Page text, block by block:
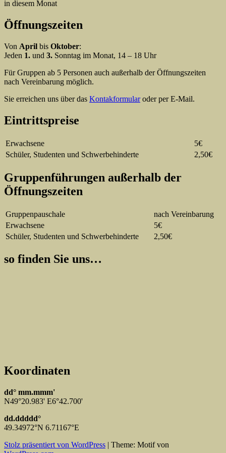
in diesem Monat
Öffnungszeiten
Von April bis Oktober:
Jeden 1. und 3. Sonntag im Monat, 14 – 18 Uhr
Für Gruppen ab 5 Personen auch außerhalb der Öffnungszeiten
nach Vereinbarung möglich.
Sie erreichen uns über das Kontakformularoder per E-Mail.
Eintrittspreise
Erwachsene
5€
Schüler, Studenten und Schwerbehinderte
2,50€
Gruppenführungen außerhalb der
Öffnungszeiten
Gruppenpauschale
nach Vereinbarung
Erwachsene
5€
Schüler, Studenten und Schwerbehinderte
2,50€
so finden Sie uns…
Koordinaten
dd° mm.mmm'
N49°20.983' E6°42.700'
dd.ddddd°
49.34972°N 6.71167°E
Stolz präsentiert von WordPress | Theme: Motif von